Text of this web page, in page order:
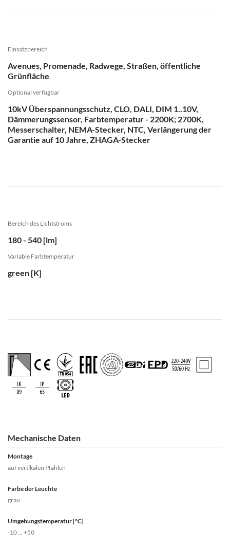
Einsatzbereich
Avenues, Promenade, Radwege, Straßen, öffentliche
Grünfläche
Optional verfügbar
10kV Überspannungsschutz, CLO, DALI, DIM 1..10V,
Dämmerungssensor, Farbtemperatur - 2200K; 2700K,
Messerschalter, NEMA-Stecker, NTC, Verlängerung der
Garantie auf 10 Jahre, ZHAGA-Stecker
Bereich des Lichtstroms
180 - 540 [lm]
Variable Farbtemperatur
green [K]
Mechanische Daten
Montage
auf vertikalen Pfählen
Farbe der Leuchte
grau
Umgebungstemperatur [°C]
-10 ... +50